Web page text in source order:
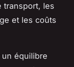
transport, les
et les coûts
équilibre